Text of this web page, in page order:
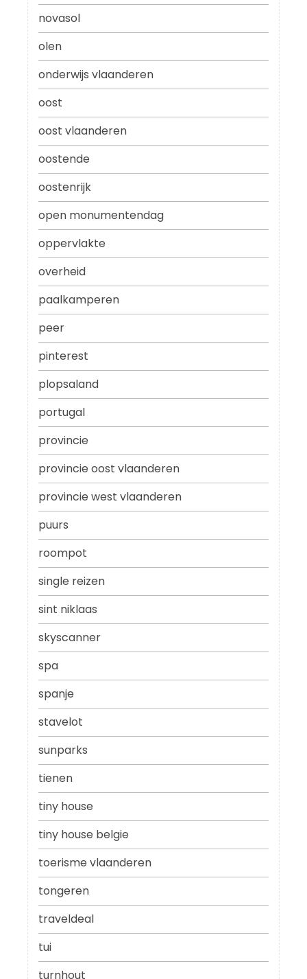
novasol
olen
onderwijs vlaanderen
oost
oost vlaanderen
oostende
oostenrijk
open monumentendag
oppervlakte
overheid
paalkamperen
peer
pinterest
plopsaland
portugal
provincie
provincie oost vlaanderen
provincie west vlaanderen
puurs
roompot
single reizen
sint niklaas
skyscanner
spa
spanje
stavelot
sunparks
tienen
tiny house
tiny house belgie
toerisme vlaanderen
tongeren
traveldeal
tui
turnhout